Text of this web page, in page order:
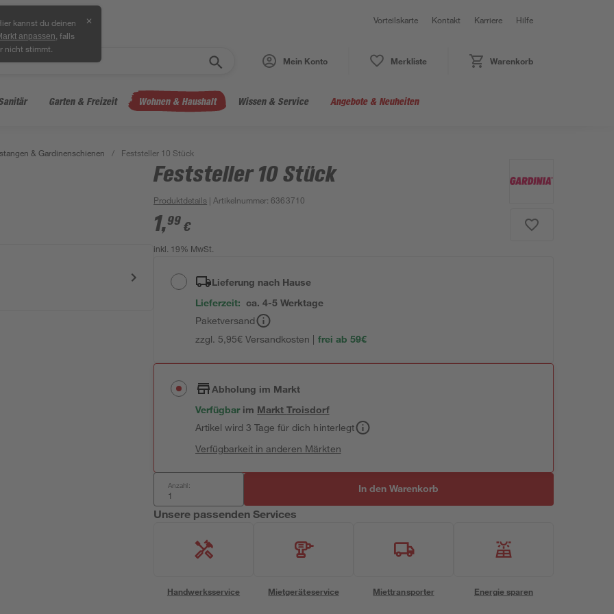
kannst du deinen
anpassen , falls
nicht stimmt.
✕ Vorteilskarte Kontakt Karriere Hilfe
Mein Konto Merkliste Warenkorb
Garten & Freizeit Wohnen & Haushalt Wissen & Service Angebote & Neuheiten
& Gardinenschienen / Feststeller 10 Stück
Feststeller 10 Stück
Produktdetails | Artikelnummer:6363710
1,99 €
inkl. 19% MwSt.
Lieferung nach Hause
Lieferzeit: ca. 4-5 Werktage
Paketversand
zzgl. 5,95€ Versandkosten | frei ab 59€
Abholung im Markt
Verfügbar im MarktTroisdorf
Artikel wird 3 Tage für dich hinterlegt
Verfügbarkeit in anderen Märkten
Anzahl: In den Warenkorb
Unsere passenden Services
Handwerksservice Mietgeräteservice Miettransporter Energie sparen